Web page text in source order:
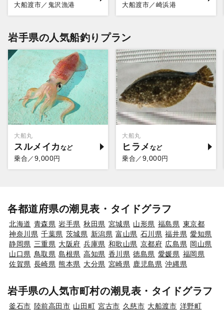
大船渡市／鬼沢漁港 大船渡市／崎浜港
岩手県の人気船釣りプラン
大船丸
スルメイカ
乗合／ 9,000円
大船丸
ヒラメ
乗合／ 9,000円
各都道府県の潮見表・タイドグラフ
北海道 青森県 岩手県 秋田県 宮城県 山形県 福島県 東京都
神奈川県 千葉県 茨城県 新潟県 富山県 石川県 福井県 愛知県
静岡県 三重県 大阪府 兵庫県 和歌山県 京都府 広島県 岡山県
山口県 鳥取県 島根県 高知県 香川県 徳島県 愛媛県 福岡県
佐賀県 長崎県 熊本県 大分県 宮崎県 鹿児島県 沖縄県
岩手県の人気市町村の潮見表・タイドグラフ
釜石市 陸前高田市 山田町 宮古市 久慈市 大船渡市 洋野町